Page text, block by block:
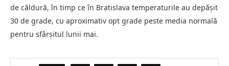
de căldură, în timp ce în Bratislava temperaturile au depășit
30 de grade, cu aproximativ opt grade peste media normală
pentru sfârșitul lunii mai.